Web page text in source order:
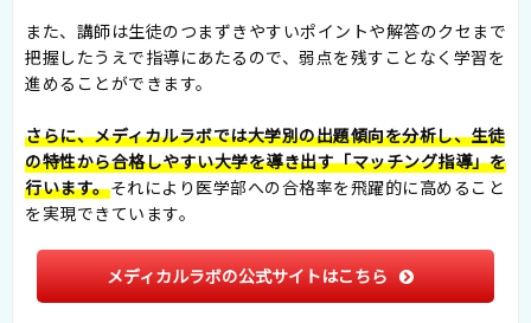
また、講師は生徒のつまずきやすいポイントや解答のクセまで
把握したうえで指導にあたるので、弱点を残すことなく学習を
進めることができます。
さらに、メディカルラボでは大学別の出題傾向を分析し、生徒
の特性から合格しやすい大学を導き出す「マッチング指導」を
行います。それにより医学部への合格率を飛躍的に高めること
を実現できています。
メディカルラボの公式サイトはこちら